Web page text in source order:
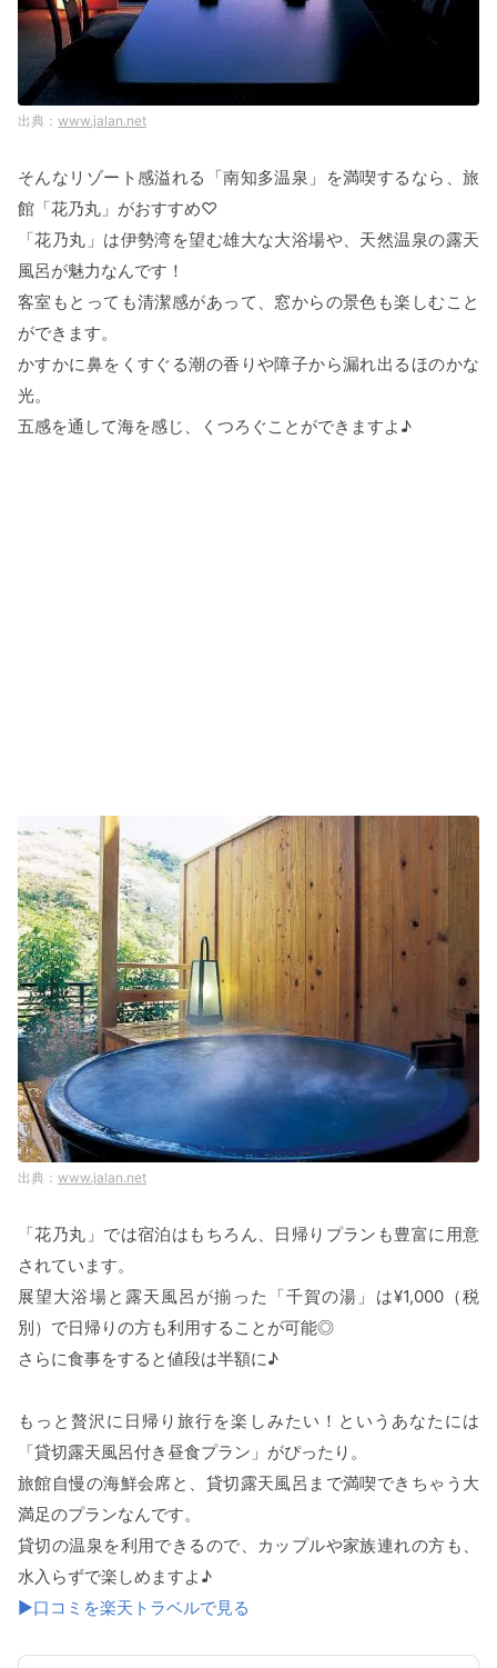
www.jalan.net
そんなリゾート感溢れる「南知多温泉」を満喫するなら、旅
館「花乃丸」がおすすめ♡
「花乃丸」は伊勢湾を望む雄大な大浴場や、天然温泉の露天
風呂が魅力なんです！
客室もとっても清潔感があって、窓からの景色も楽しむこと
ができます。
かすかに鼻をくすぐる潮の香りや障子から漏れ出るほのかな
光。
五感を通して海を感じ、くつろぐことができますよ♪
www.jalan.net
「花乃丸」では宿泊はもちろん、日帰りプランも豊富に用意
されています。
展望大浴場と露天風呂が揃った「千賀の湯」は¥1,000（税
別）で日帰りの方も利用することが可能◎
さらに食事をすると値段は半額に♪
もっと贅沢に日帰り旅行を楽しみたい！というあなたには
「貸切露天風呂付き昼食プラン」がぴったり。
旅館自慢の海鮮会席と、貸切露天風呂まで満喫できちゃう大
満足のプランなんです。
貸切の温泉を利用できるので、カップルや家族連れの方も、
水入らずで楽しめますよ♪
▶口コミを楽天トラベルで見る